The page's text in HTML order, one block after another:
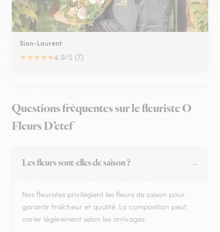
Sion-Laurent
★★★★★4.9/5 (7)
Questions fréquentes sur le fleuriste O
Fleurs D’etef
Les fleurs sont-elles de saison ?
Nos fleuristes privilégient les fleurs de saison pour
garantir fraîcheur et qualité. La composition peut
varier légèrement selon les arrivages.